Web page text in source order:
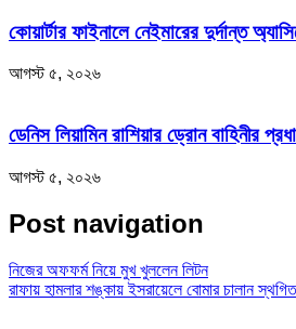
কোয়ার্টার ফাইনালে নেইমারের দুর্দান্ত
আগস্ট ৫, ২০২৬
ডেনিস লিয়ামিন রাশিয়ার ড্রোন বাহিনীর
আগস্ট ৫, ২০২৬
Post navigation
নিজের অফফর্ম নিয়ে মুখ খুললেন লিটন
রাফায় হামলার শঙ্কায় ইসরায়েলে বোমার চালান